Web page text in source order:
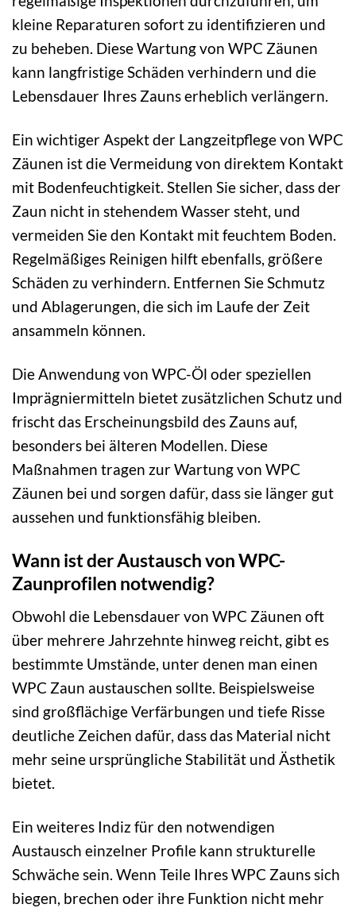
kleine Reparaturen sofort zu identifizieren und
zu beheben. Diese Wartung von WPC Zäunen
kann langfristige Schäden verhindern und die
Lebensdauer Ihres Zauns erheblich verlängern.
Ein wichtiger Aspekt der Langzeitpflege von WPC
Zäunen ist die Vermeidung von direktem Kontakt
mit Bodenfeuchtigkeit. Stellen Sie sicher, dass der
Zaun nicht in stehendem Wasser steht, und
vermeiden Sie den Kontakt mit feuchtem Boden.
Regelmäßiges Reinigen hilft ebenfalls, größere
Schäden zu verhindern. Entfernen Sie Schmutz
und Ablagerungen, die sich im Laufe der Zeit
ansammeln können.
Die Anwendung von WPC-Öl oder speziellen
Imprägniermitteln bietet zusätzlichen Schutz und
frischt das Erscheinungsbild des Zauns auf,
besonders bei älteren Modellen. Diese
Maßnahmen tragen zur Wartung von WPC
Zäunen bei und sorgen dafür, dass sie länger gut
aussehen und funktionsfähig bleiben.
Wann ist der Austausch von WPC-
Zaunprofilen notwendig?
Obwohl die Lebensdauer von WPC Zäunen oft
über mehrere Jahrzehnte hinweg reicht, gibt es
bestimmte Umstände, unter denen man einen
WPC Zaun austauschen sollte. Beispielsweise
sind großflächige Verfärbungen und tiefe Risse
deutliche Zeichen dafür, dass das Material nicht
mehr seine ursprüngliche Stabilität und Ästhetik
bietet.
Ein weiteres Indiz für den notwendigen
Austausch einzelner Profile kann strukturelle
Schwäche sein. Wenn Teile Ihres WPC Zauns sich
biegen, brechen oder ihre Funktion nicht mehr